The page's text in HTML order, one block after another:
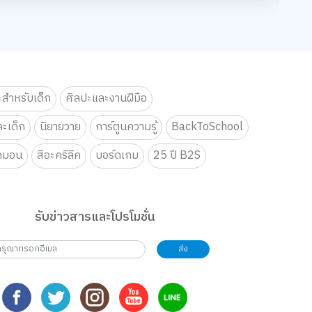
LOVE PARTY By Elmer’s
าร์ตี้ ปั้นสนุกสุดมุ้งมิ้ง - Magical SLIME LOVE PARTY By Elmer’s
กิจกรรม สไลม์เลิฟปาร์ตี้ ปั้นสนุกสุดมุ้งมิ้ง - Magical SLIME LOVE
รียน จอยทุก Gen ยกโรงเรียน
!!
New Trainer Journey On Tour !!
เตรียมพบกับกิจกรรม New Trainer Journey On Tour !!
จอยทุก Gen ยกโรงเรียน
2569Cafe ประจำเดือน สิงหาคม 2569
การแข่งขัน Siam Board Games Cafe ประจำเดือน สิงหาคม 2569
แบบฟอร์มลงทะเบียนการแข่งขัน Siam Board Games Cafe ประ
เตรียมพบกับกิจกรรม New
แบบฟอร์มลงทะเบียนการแข่งขัน
3 4
LOVE PARTY By Elmer’s
าร์ตี้ ปั้นสนุกสุดมุ้งมิ้ง - Magical SLIME LOVE PARTY By Elmer’s
กิจกรรม สไลม์เลิฟปาร์ตี้ ปั้นสนุกสุดมุ้งมิ้ง - Magical SLIME LOVE
ม New Trainer Journey On Tour !!
เตรียมพบกับกิจกรรม New Trainer Journey On Tour !!
ำหรับเด็ก
ศิลปะและงานฝีมือ
เด็ก นิยายวาย การ์ตูนความรู้
BackToSchool
มอน สีอะคริลิค บอร์ดเกม 25 ปี B2S
รับข่าวสารและโปรโมชั่น
ส่ง